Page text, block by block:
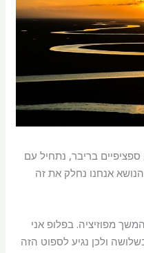
בריבר, נתחיל עם
אנחנו נחלק את זה
מפוזיציה. בפלופ אני
ולכן נגיע לספוט הזה